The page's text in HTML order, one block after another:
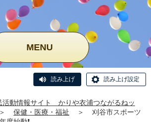
MENU
読み上げ 読み上げ設定
動情報サイト かりや衣浦つながるねッ
＞ 保健・医療・福祉 ＞
刈谷市スポーツ